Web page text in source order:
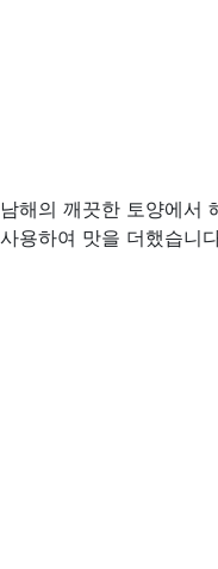
남해의 깨끗한 토양에서
사용하여 맛을 더했습니